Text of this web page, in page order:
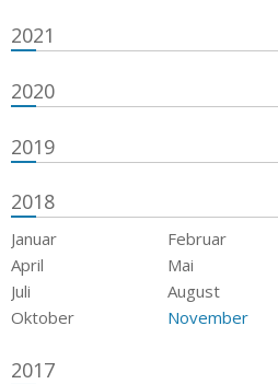
2021
2020
2019
2018
Januar Februar
April
Mai
Juli
August
Oktober
November
2017